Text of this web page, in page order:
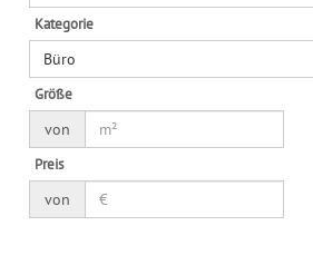
Kategorie
Büro
Größe
von
Preis
von